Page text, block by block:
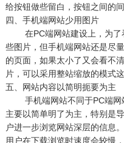
给按钮做些留白，按钮之间的
四、手机端网站少用图片
在PC端网站建设上，为了
些图片，但手机端网站还是尽
的页面，如果太小了又会看不
片，可以采用整站缩放的模式
五、网站内容以简明扼要为主
手机端网站不同于PC端网
主要以简单明了为主，特别是
户进一步浏览网站深层的信息
用户在下载浏览时速度会较慢